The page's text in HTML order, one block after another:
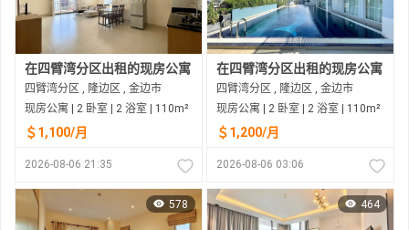
在四臂湾分区出租的现房公寓
四臂湾分区 , 隆边区 , 金边市
现房公寓 | 2 卧室 | 2 浴室 | 110m²
＄1,100/月
2026-08-06 21:35
在四臂湾分区出租的现房公寓
四臂湾分区 , 隆边区 , 金边市
现房公寓 | 2 卧室 | 2 浴室 | 110m²
＄1,200/月
2026-08-06 03:06
578 464